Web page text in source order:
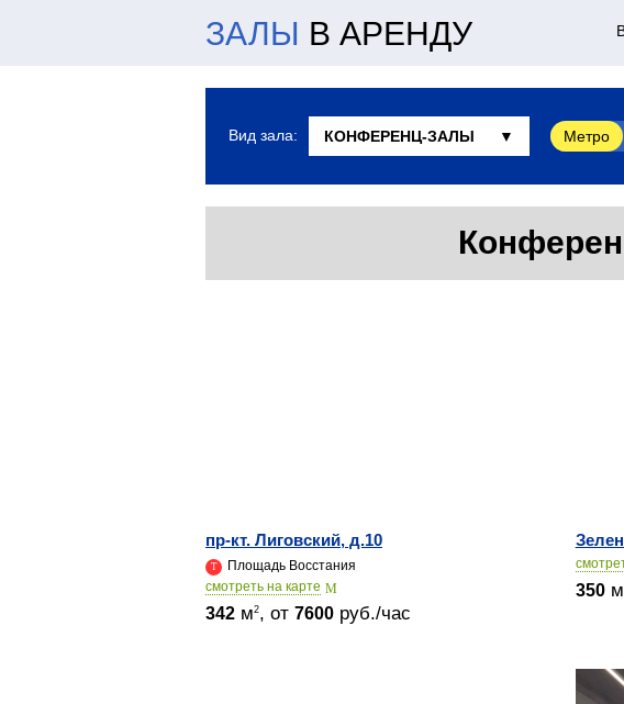
ЗАЛЫ В АРЕНДУ
Вид зала: Метро
пр-кт. Лиговский, д.10
Площадь Восстания
cмотреть на карте
342 м2, от 7600 руб./час
350м